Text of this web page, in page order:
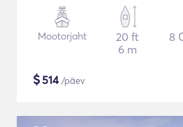
Mootorjaht
20 ft
6 m
8
$514/päev